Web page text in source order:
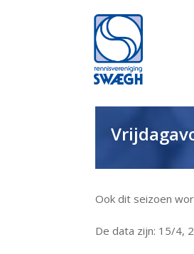
Ook dit seizoen
De data zijn: 15/4,